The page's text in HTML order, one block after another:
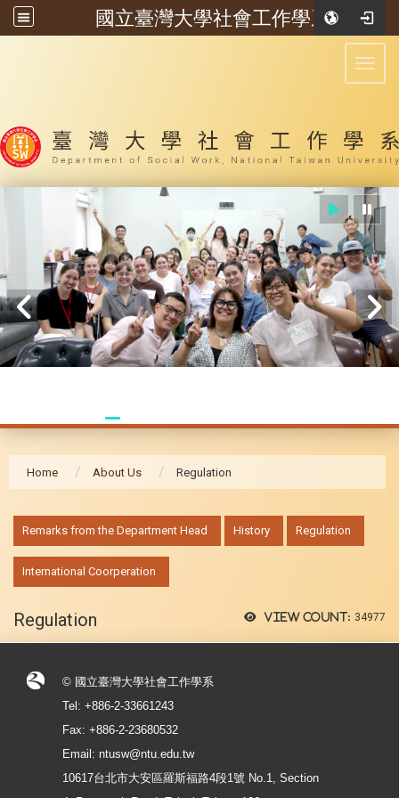
國立臺灣大學社會工作學系
:::
Home About Us Regulation
Remarks from the Department Head History Regulation
International Coorperation
View count: 34977
Regulation
© 國立臺灣大學社會工作學系
Tel: +886-2-33661243
Fax: +886-2-23680532
Email: ntusw@ntu.edu.tw
10617台北市大安區羅斯福路4段1號 No.1, Section